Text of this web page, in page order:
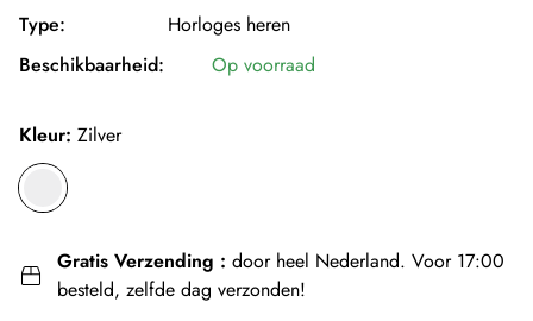
Type:
Horloges heren
Beschikbaarheid:
Op voorraad
Kleur: Zilver
Gratis Verzending : door heel Nederland. Voor 17:00
besteld, zelfde dag verzonden!